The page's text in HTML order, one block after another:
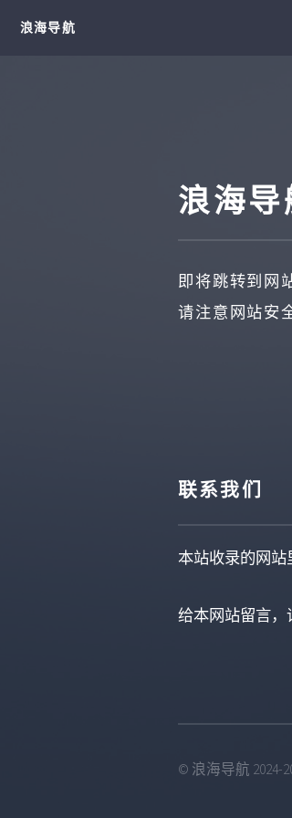
浪海导航
浪海
即将跳转到网
请注意网站安
联系我们
本站收录的网站
给本网站留言，
© 浪海导航 2024-